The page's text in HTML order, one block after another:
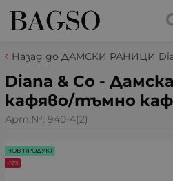
Назад до ДАМСКИ РАНИЦИ
Diana & Co -
кафяво/тъмно
Арт.№: 940-4(2)
НОВ ПРОДУКТ
-19%